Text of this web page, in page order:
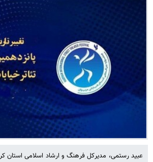
عبید رستمی، مدیرکل فرهنگ و ارشاد اسلامی استان